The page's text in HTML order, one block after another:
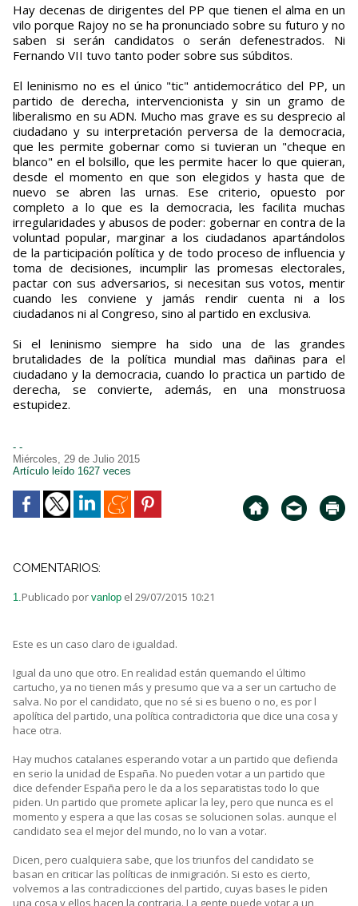
Hay decenas de dirigentes del PP que tienen el alma en un
vilo porque Rajoy no se ha pronunciado sobre su futuro y no
saben si serán candidatos o serán defenestrados. Ni
Fernando VII tuvo tanto poder sobre sus súbditos.
El leninismo no es el único "tic" antidemocrático del PP, un
partido de derecha, intervencionista y sin un gramo de
liberalismo en su ADN. Mucho mas grave es su desprecio al
ciudadano y su interpretación perversa de la democracia,
que les permite gobernar como si tuvieran un "cheque en
blanco" en el bolsillo, que les permite hacer lo que quieran,
desde el momento en que son elegidos y hasta que de
nuevo se abren las urnas. Ese criterio, opuesto por
completo a lo que es la democracia, les facilita muchas
irregularidades y abusos de poder: gobernar en contra de la
voluntad popular, marginar a los ciudadanos apartándolos
de la participación política y de todo proceso de influencia y
toma de decisiones, incumplir las promesas electorales,
pactar con sus adversarios, si necesitan sus votos, mentir
cuando les conviene y jamás rendir cuenta ni a los
ciudadanos ni al Congreso, sino al partido en exclusiva.
Si el leninismo siempre ha sido una de las grandes
brutalidades de la política mundial mas dañinas para el
ciudadano y la democracia, cuando lo practica un partido de
derecha, se convierte, además, en una monstruosa
estupidez.
- -
Miércoles, 29 de Julio 2015
Artículo leído 1627 veces
COMENTARIOS:
1.Publicado por vanlop el 29/07/2015 10:21
Este es un caso claro de igualdad.
Igual da uno que otro. En realidad están quemando el último
cartucho, ya no tienen más y presumo que va a ser un cartucho de
salva. No por el candidato, que no sé si es bueno o no, es por l
apolítica del partido, una política contradictoria que dice una cosa y
hace otra.
Hay muchos catalanes esperando votar a un partido que defienda
en serio la unidad de España. No pueden votar a un partido que
dice defender España pero le da a los separatistas todo lo que
piden. Un partido que promete aplicar la ley, pero que nunca es el
momento y espera a que las cosas se solucionen solas. aunque el
candidato sea el mejor del mundo, no lo van a votar.
Dicen, pero cualquiera sabe, que los triunfos del candidato se
basan en criticar las políticas de inmigración. Si esto es cierto,
volvemos a las contradicciones del partido, cuyas bases le piden
una cosa y ellos hacen la contraria. La gente puede votar a un